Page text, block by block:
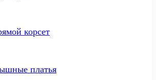
корсет
платья